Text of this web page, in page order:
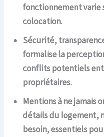
fonctionnement varie
colocation.
Sécurité,
formalise la
conflits potentiels
propriétaires.
Mentions à ne jamais
détails du logement,
besoin, essentiels